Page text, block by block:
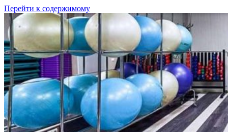
Перейти к содержимому